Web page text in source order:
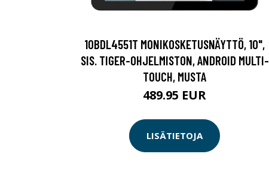
10BDL4551T MONIKOSKETUSNÄYTTÖ, 10",
SIS. TIGER-OHJELMISTON, ANDROID MULTI-
TOUCH, MUSTA
489.95 EUR
LISÄTIETOJA